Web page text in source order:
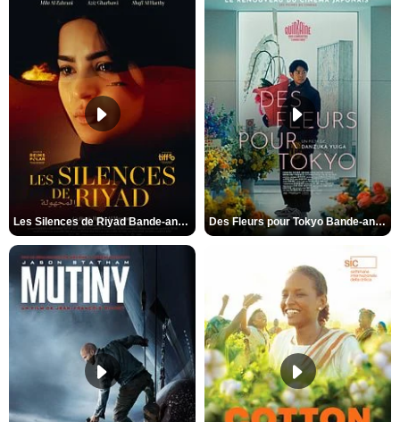
Les Silences de Riyad Bande-annonce VO STFR Des Fleurs pour Tokyo Bande-annonce VO STFR